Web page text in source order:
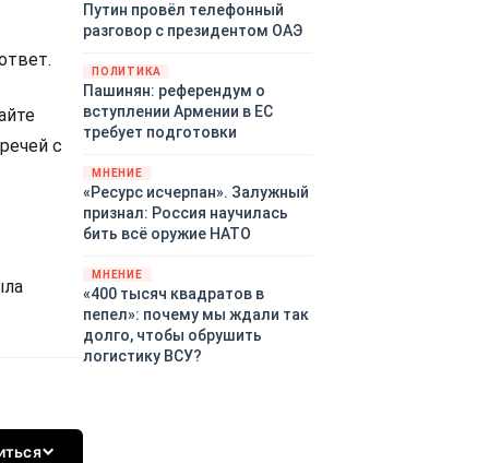
с
Также американская
администрация скидывает на
киевского режима оружием,
которое стремится продавать
всем новым снабженцам.
Однако часто возникают
предположения о возможном
«сменщике» американцев на
этом позорном посту.
Рассмотрим, кто же рвётся на
Путин провёл телефонный
разговор с президентом ОАЭ
ПОЛИТИКА
Пашинян: референдум о
вступлении Армении в ЕС
требует подготовки
МНЕНИЕ
«Ресурс исчерпан». Залужный
признал: Россия научилась
бить всё оружие НАТО
МНЕНИЕ
«400 тысяч квадратов в
пепел»: почему мы ждали так
долго, чтобы обрушить
логистику ВСУ?